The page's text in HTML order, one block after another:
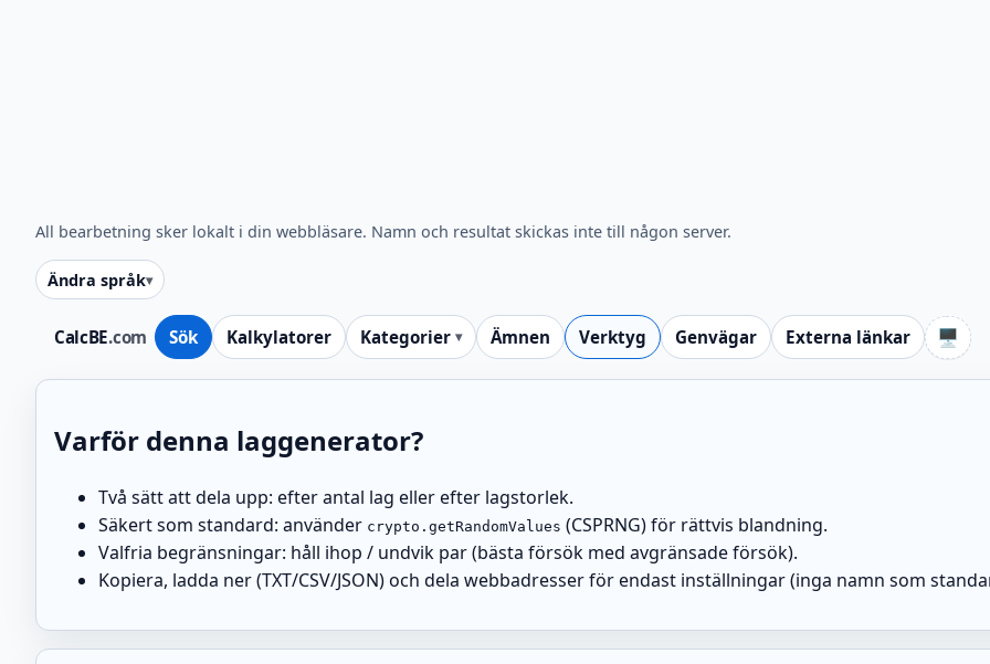
CalcBE.com Sök Kalkylatorer Kategorier Ämnen Verktyg Genvägar Externa länkar 🖥️
All bearbetning sker lokalt i din webbläsare. Namn och resultat skickas inte till någon server.
Ändra språk
Varför denna laggenerator?
Två sätt att dela upp: efter antal lag eller efter lagstorlek.
Säkert som standard: använder crypto.getRandomValues (CSPRNG) för rättvis blandning.
Valfria begränsningar: håll ihop / undvik par (bästa försök med avgränsade försök).
Kopiera, ladda ner (TXT/CSV/JSON) och dela webbadresser för endast inställningar (inga namn som